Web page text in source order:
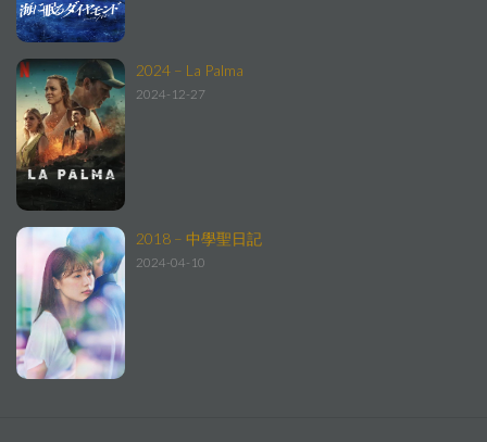
2024 – La Palma
2024-12-27
2018 – 中學聖日記
2024-04-10